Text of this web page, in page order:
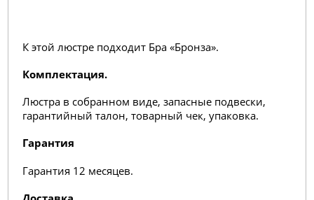
К этой люстре подходит Бра «Бронза».
Комплектация.
Люстра в собранном виде, запасные подвески,
гарантийный талон, товарный чек, упаковка.
Гарантия
Гарантия 12 месяцев.